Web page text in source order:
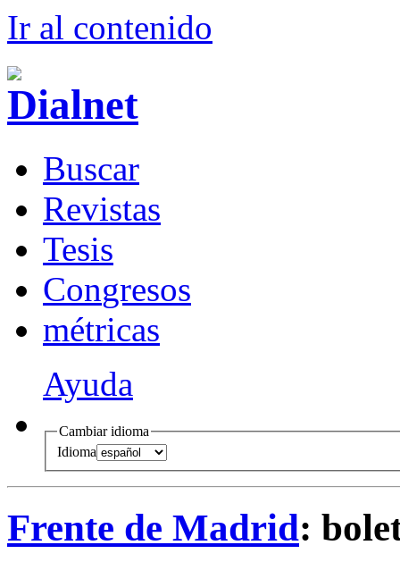
Ir al contenido
Buscar
Revistas
Tesis
Congresos
métricas
Ayuda
Cambiar idioma
Idioma
Frente de Madrid: